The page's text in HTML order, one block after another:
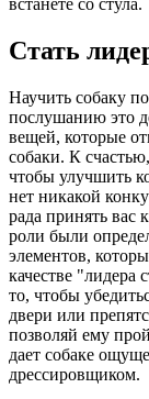
встанете со стула.
Стать
Научить собаку
послушанию это
вещей, которые
собаки. К
чтобы улучшить
нет никакой
рада принять вас
роли были
элементов,
качестве "лидера
то, чтобы
двери или
позволяй ему
дает собаке
дрессировщиком.